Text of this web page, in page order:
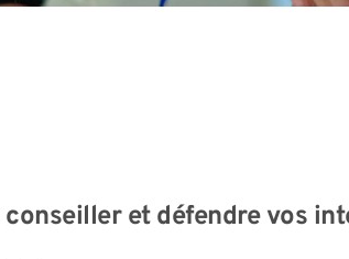
et défendre vos